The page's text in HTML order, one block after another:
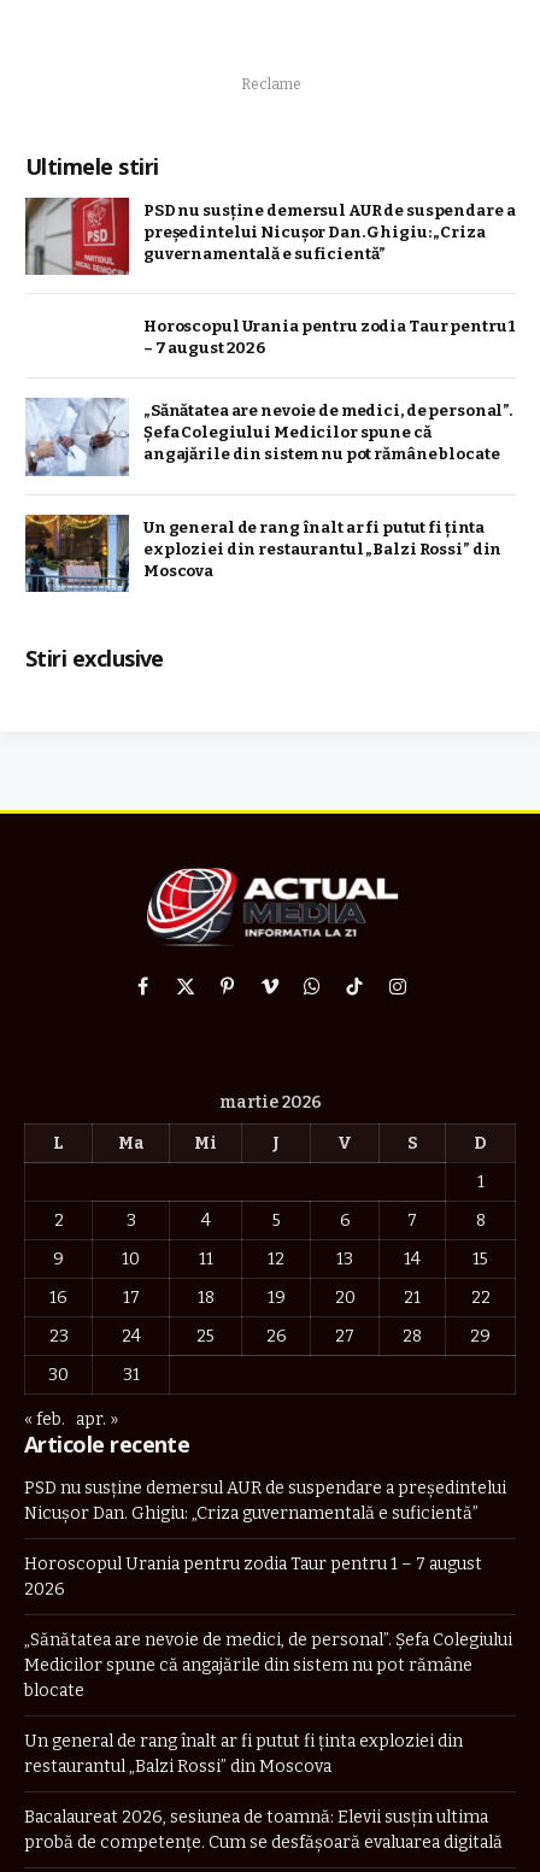
Reclame
Ultimele stiri
PSD nu susține demersul AUR de suspendare a
președintelui Nicușor Dan. Ghigiu: „Criza
guvernamentală e suficientă”
Horoscopul Urania pentru zodia Taur pentru 1
– 7 august 2026
„Sănătatea are nevoie de medici, de personal”.
Șefa Colegiului Medicilor spune că
angajările din sistem nu pot rămâne blocate
Un general de rang înalt ar fi putut fi ținta
exploziei din restaurantul „Balzi Rossi” din
Moscova
Stiri exclusive
Facebook
X
PinterestVimeoWhatsApp
TikTokInstagram
martie 2026
L
Ma Mi J V S
D
1
2
3 4 5 6 7
8
9
10 11 12 13 14
15
16
17 18 19 20 21
22
23
24 25 26 27 28
29
30
31
« feb. apr. »
Articole recente
PSD nu susține demersul AUR de suspendare a președintelui
Nicușor Dan. Ghigiu: „Criza guvernamentală e suficientă”
Horoscopul Urania pentru zodia Taur pentru 1 – 7 august
2026
„Sănătatea are nevoie de medici, de personal”. Șefa Colegiului
Medicilor spune că angajările din sistem nu pot rămâne
blocate
Un general de rang înalt ar fi putut fi ținta exploziei din
restaurantul „Balzi Rossi” din Moscova
Bacalaureat 2026, sesiunea de toamnă: Elevii susțin ultima
probă de competențe. Cum se desfășoară evaluarea digitală